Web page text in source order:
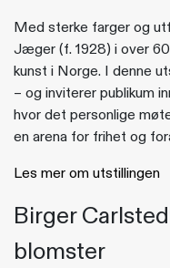
Med sterke farger og
Jæger (f. 1928) i over
kunst i Norge. I denne
– og inviterer publikum
hvor det personlige
en arena for frihet og
Les mer om utstillingen
Birger
blomster